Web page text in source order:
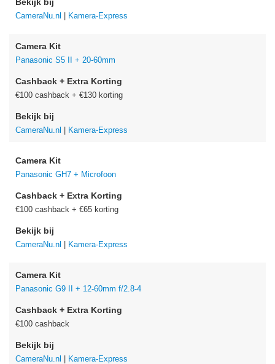
CameraNu.nl Kamera-Express
Camera Kit
Panasonic S5 II + 20-60mm
Cashback + Extra Korting
€100 cashback + €130 korting
Bekijk bij
CameraNu.nl Kamera-Express
Camera Kit
Panasonic GH7 + Microfoon
Cashback + Extra Korting
€100 cashback + €65 korting
Bekijk bij
CameraNu.nl Kamera-Express
Camera Kit
Panasonic G9 II + 12-60mm f/2.8-4
Cashback + Extra Korting
€100 cashback
Bekijk bij
CameraNu.nl Kamera-Express